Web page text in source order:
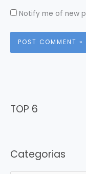
Notify me of new
TOP 6
Categorias